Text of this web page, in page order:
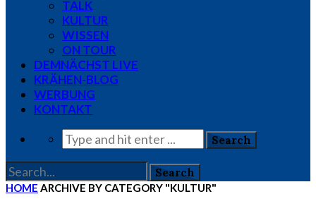
TALK
KULTUR
WISSEN
ON TOUR
DEMNÄCHST LIVE
KRÄHEN-BLOG
WERBUNG
KONTAKT
HOME ARCHIVE BY CATEGORY "KULTUR"